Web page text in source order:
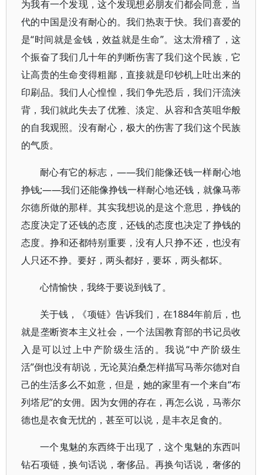
为我有一个发现，这个发现想必朋友们都会同意，当
代的中国是没有耐心的。我们热衷于快。我们喜爱的
是“时间就是金钱，效益就是生命”。这太滑稽了，这
个振奋了我们几十年的判断伤害了我们这个民族，它
让高贵的生命变得粗鄙，直接就是印钞机上吐出来的
印刷品。我们人心惶惶，我们争先恐后，我们汗流浃
背，我们就此失去了优雅、淡定、从容和含英咀华般
的自我观照。没有耐心，极大的伤害了我们这个民族
的气质。
耐心有它的标志，——我们能像还钱一样耐心地
挣钱;——我们还能像挣钱一样耐心地还钱，就像马蒂
尔德所做的那样。其实我想说的是这个意思，挣钱的
态度决定了还钱的态度，还钱的态度也决定了挣钱的
态度。挣和还都特别重要，没有人只挣不还，也没有
人只还不挣。要好，两头都好，要坏，两头都坏。
心情愉快，我终于要说到钱了。
关于钱，《项链》告诉我们，在1884年前后，也
就是垄断资本主义社会，一个法国教育部的书记员收
入是可以过上中产阶级生活的。我说“中产阶级生
活”倒也没有胡说，无论莫泊桑怎样描写马蒂尔德对自
己的生活多么不如意，但是，她的家里有一个来自“布
列塔尼”的女佣。因为女佣的存在，再怎么说，马蒂尔
德也是衣食无忧的，甚至可以说，是丰衣足食的。
一个鬼魅的东西终于出现了，这个鬼魅的东西叫
钻石项链，换句话说，奢侈品。再换句话说，奢侈的